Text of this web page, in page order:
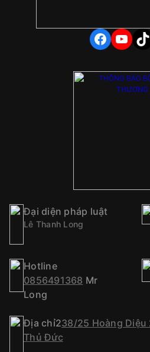
FACEBOOK YOUTUBE TIKTOK
Đại diện pháp luật
Lê Thanh Long
Hotline
0856491368 Mr
Long
Địa chỉ238/25 Hoàng Diệu
Thủ Đức